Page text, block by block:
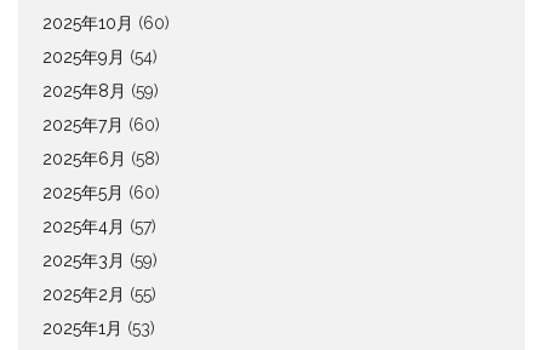
2025年10月 (60)
2025年9月 (54)
2025年8月 (59)
2025年7月 (60)
2025年6月 (58)
2025年5月 (60)
2025年4月 (57)
2025年3月 (59)
2025年2月 (55)
2025年1月 (53)